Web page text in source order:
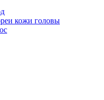
кожи головы